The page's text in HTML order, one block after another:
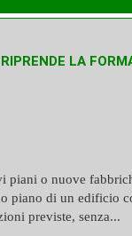
LA
piani o nuove
piano di un edificio
previste, senza...